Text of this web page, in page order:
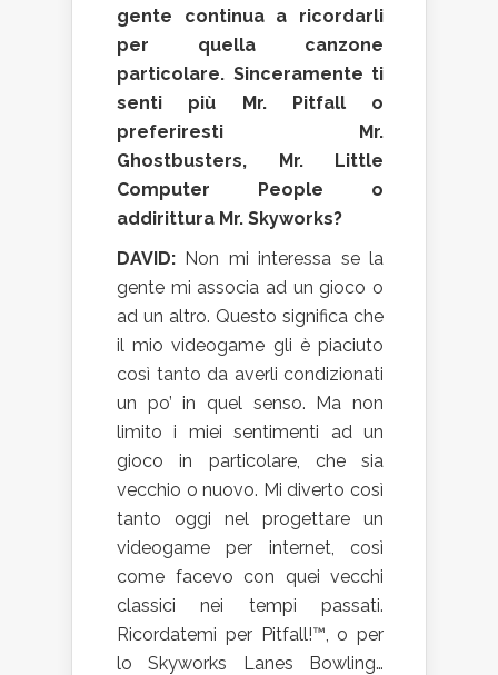
gente continua a ricordarli
per quella canzone
particolare. Sinceramente ti
senti più Mr. Pitfall o
preferiresti Mr.
Ghostbusters, Mr. Little
Computer People o
addirittura Mr. Skyworks?
DAVID: Non mi interessa se la
gente mi associa ad un gioco o
ad un altro. Questo significa che
il mio videogame gli è piaciuto
così tanto da averli condizionati
un po’ in quel senso. Ma non
limito i miei sentimenti ad un
gioco in particolare, che sia
vecchio o nuovo. Mi diverto così
tanto oggi nel progettare un
videogame per internet, così
come facevo con quei vecchi
classici nei tempi passati.
Ricordatemi per Pitfall!™, o per
lo Skyworks Lanes Bowling…